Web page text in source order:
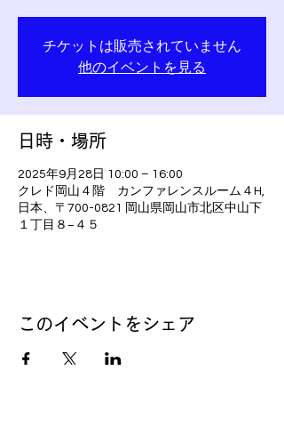
チケットは販売されていません
他のイベントを見る
日時・場所
2025年9月28日 10:00 – 16:00
クレド岡山４階 カンファレンスルーム４H,
日本、〒700-0821 岡山県岡山市北区中山下
１丁目８−４５
このイベントをシェア